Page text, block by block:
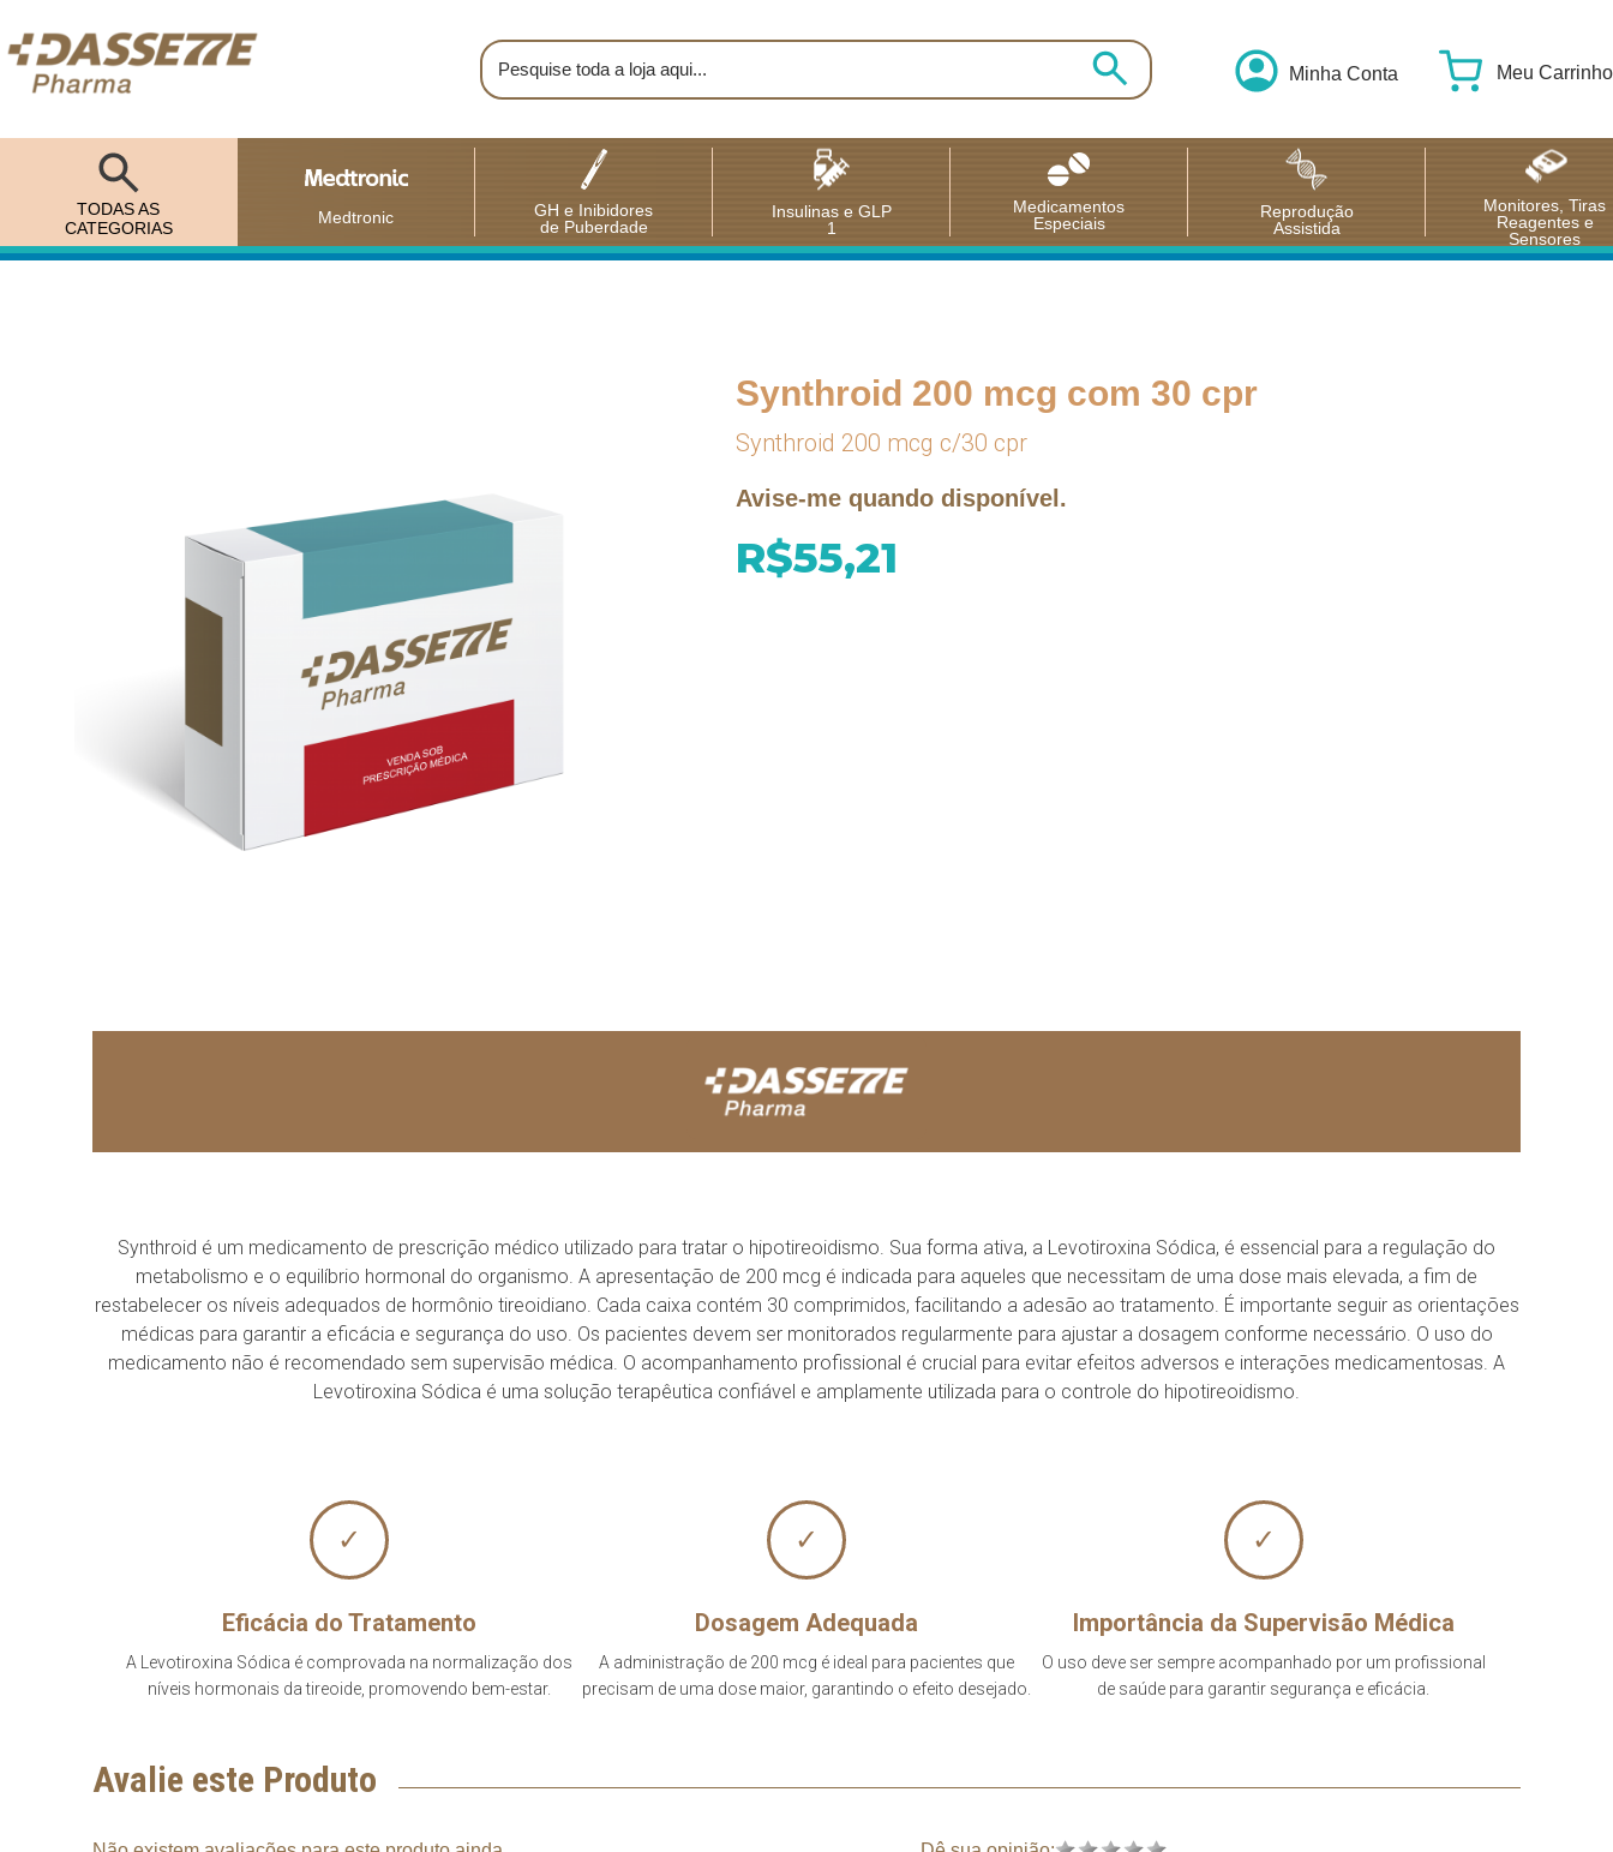
Minha Conta Meu Carrinho
TODAS AS
CATEGORIAS
Medtronic
GH e Inibidores
de Puberdade
Insulinas e GLP
1
Medicamentos
Especiais
Reprodução
Assistida
Monitores, Tiras
Reagentes e
Sensores
Synthroid 200 mcg com 30 cpr
Synthroid 200 mcg c/30 cpr
Avise-me quando disponível.
R$55,21
Synthroid é um medicamento de prescrição médico utilizado para tratar o hipotireoidismo. Sua forma ativa, a Levotiroxina Sódica, é essencial para a regulação do
metabolismo e o equilíbrio hormonal do organismo. A apresentação de 200 mcg é indicada para aqueles que necessitam de uma dose mais elevada, a fim de
restabelecer os níveis adequados de hormônio tireoidiano. Cada caixa contém 30 comprimidos, facilitando a adesão ao tratamento. É importante seguir as orientações
médicas para garantir a eficácia e segurança do uso. Os pacientes devem ser monitorados regularmente para ajustar a dosagem conforme necessário. O uso do
medicamento não é recomendado sem supervisão médica. O acompanhamento profissional é crucial para evitar efeitos adversos e interações medicamentosas. A
Levotiroxina Sódica é uma solução terapêutica confiável e amplamente utilizada para o controle do hipotireoidismo.
✓
Eficácia do Tratamento
A Levotiroxina Sódica é comprovada na normalização dos
níveis hormonais da tireoide, promovendo bem-estar.
✓
Dosagem Adequada
A administração de 200 mcg é ideal para pacientes que
precisam de uma dose maior, garantindo o efeito desejado.
✓
Importância da Supervisão Médica
O uso deve ser sempre acompanhado por um profissional
de saúde para garantir segurança e eficácia.
Avalie este Produto